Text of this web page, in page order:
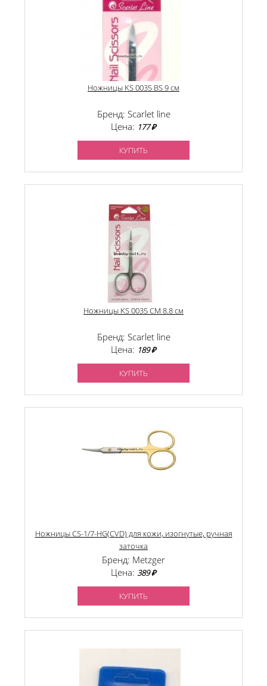
Ножницы KS 0035 BS 9 см
Бренд: Scarlet line
Цена: 177 ₽
КУПИТЬ
Ножницы KS 0035 CM 8.8 см
Бренд: Scarlet line
Цена: 189 ₽
КУПИТЬ
Ножницы CS-1/7-HG(CVD) для кожи, изогнутые, ручная
заточка
Бренд: Metzger
Цена: 389 ₽
КУПИТЬ